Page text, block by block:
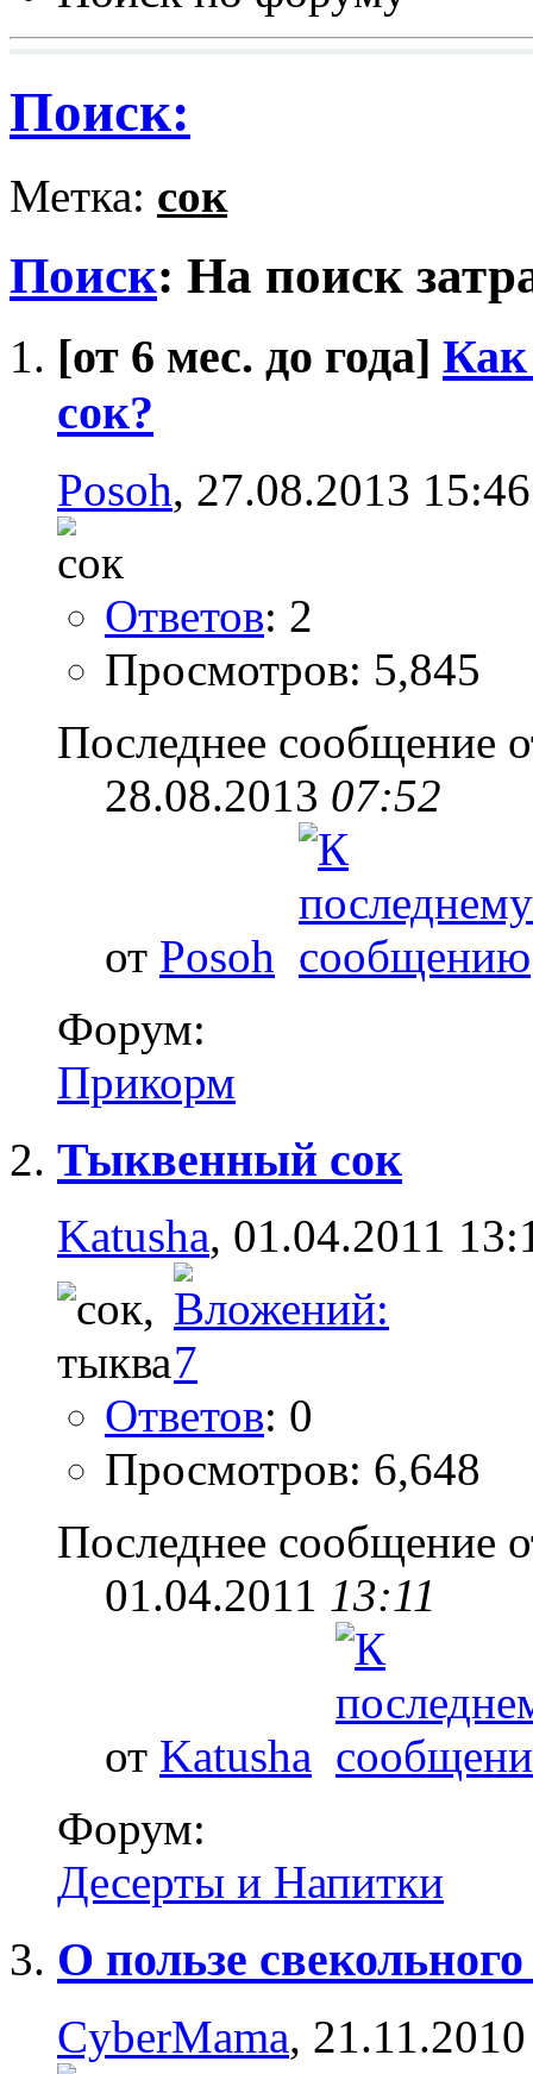
Поиск:
Метка: сок
Поиск: На поиск
[от 6 мес. до года] Как
сок?
Posoh, 27.08.2013 15:46
Ответов: 2
Просмотров: 5,845
Последнее сообщение
28.08.2013 07:52
от Posoh
Форум:
Прикорм
Тыквенный сок
Katusha, 01.04.2011
Ответов: 0
Просмотров: 6,648
Последнее сообщение
01.04.2011 13:11
от Katusha
Форум:
Десерты и Напитки
О пользе
CyberMama,